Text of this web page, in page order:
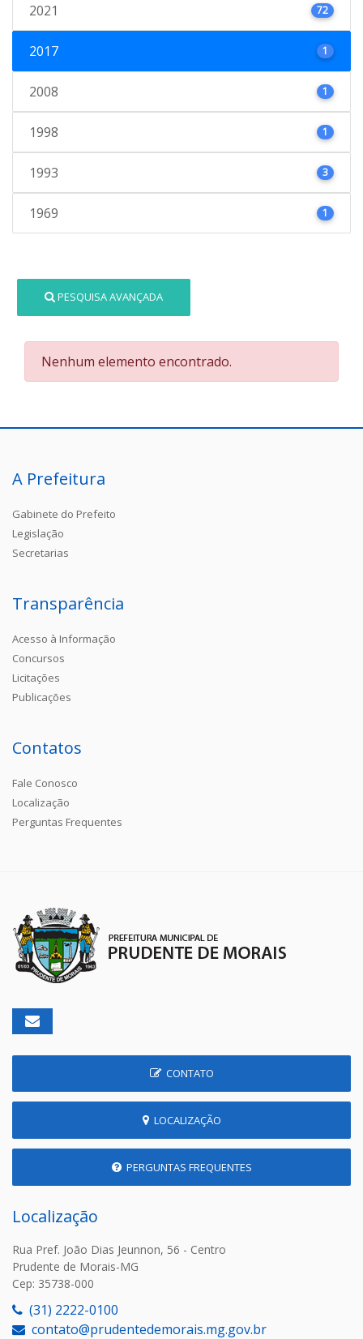
2021 72
2017 1
2008 1
1998 1
1993 3
1969 1
PESQUISA AVANÇADA
Nenhum elemento encontrado.
A Prefeitura
Gabinete do Prefeito
Legislação
Secretarias
Transparência
Acesso à Informação
Concursos
Licitações
Publicações
Contatos
Fale Conosco
Localização
Perguntas Frequentes
CONTATO
LOCALIZAÇÃO
PERGUNTAS FREQUENTES
Localização
Rua Pref. João Dias Jeunnon, 56 - Centro
Prudente de Morais-MG
Cep: 35738-000
(31) 2222-0100
contato@prudentedemorais.mg.gov.br